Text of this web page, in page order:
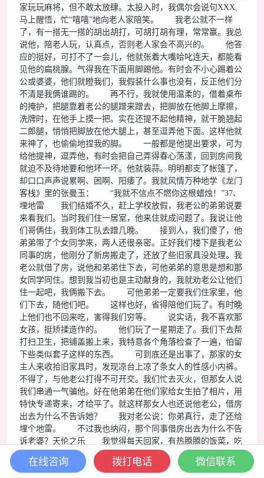
家玩玩麻将，但不敢太放肆。太投入时，我偶尔会说句XXX,
马上醒悟，忙“嘻嘻”地向老人家陪笑。 我老公就不一样
了，有一搭无一搭的胡出胡打，可胡打胡有理，常常赢。我总
说他，陪老人玩，认真点，否则老人家会不高兴的。 他答
应的挺好，可打不了一会儿，他就张着大嘴哈叱连天，都能看
见他的扁桃腺。气得我在下面用脚踢他。有时会不小心踢着公
公或婆婆，他们就瞪我们，我假装什么事也没有，反正他们分
不清是我俩谁踢的。 再不行，我就使用温柔的，借着桌布
的掩护，把腿靠着老公的腿蹭来蹭去，把脚放在他脚上摩擦，
洗牌时，在他手上摸一把。实在还提不起他精神，就干脆翘起
二郎腿，悄悄把脚放在他大腿上，甚至逗弄他下面。这样他就
来神了，也偷偷地捏我的脚。 一般都是他提出要求，可为
给他提神，逗弄他，有时会把自己弄得春心荡漾，回到房间我
就迫不及待地要和他坏一坏。他就装蒜。明明都支了帐篷了，
却口口声声说累啊、困啊、阳痿了。我就风情万种地学《龙门
客栈》里的张曼玉： “我就不信点不燃你这根蜡烛！”37、
埋地雷 我们结婚不久，赶上学校放假，我老公的弟弟说要
来看我们。当时我们住一居室，他来住就成问题了。我说让他
们哥俩住，我到体工队去蹭几晚。 接到人，我们傻了，他
弟弟带了个女同学来，两人还很亲密。正好我们楼下是我老公
同事的房，他刚分了新房搬走了，还放了些旧家具没处理。我
老公就借了房，说他和弟弟住下去，可他弟弟的意思是想和那
女同学同住。想到我当初也是主动献身的，我就劝老公让他们
住一起吧，我俩搬下去。 可他弟弟一定要我们住家里，他
们下去，随他们吧。 这样也好，省得陪他们玩了。有时晚
上他们也不回来吃，害得我们穷等。 说实话，我不喜欢那
女孩，挺矫揉造作的。 他们玩了一星期走了。我们下去帮
打扫卫生，把铺盖搬上来，我特意各个角落检查了一遍，怕留
下些类似套子这样的东西。 可到底还是出事了，那家的女
主人来收拾旧家具时，发现凉台上凉了条女人的性感小内裤。
不得了，与他老公打得不可开交。我们忙去灭火，但那女人说
我们串通一气骗他。好在他弟弟在他们家给女生拍了相片，用
特快专递寄来，才给平了。就这样那女人也还说他老公，借房
出去为什么不告诉她？ 我对老公说：你弟真行，走了还给
埋个地雷。 不过我也纳闷，那个同事借房出去为什么不告
诉老婆？天伦之乐 我觉得每天回家，有热腾腾的饭菜，吃
玩陪公公婆婆边看电视边哄孩子，夫妻恩爱，非常幸福。
公公受xxx余毒较深，管婆婆叫“老当权”，叫我“小当权”。等孩
在线咨询 拨打电话 微信联系